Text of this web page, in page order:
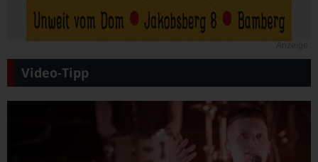
Video-Tipp